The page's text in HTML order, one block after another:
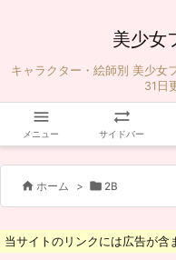
美少女
キャラクター・絵師別 美少女
31日

メニュー

サイドバー
 ホーム >  2B
当サイトのリンクには広告が含